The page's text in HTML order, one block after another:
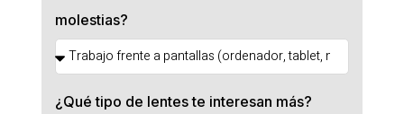
molestias?
¿Qué tipo de lentes te interesan más?